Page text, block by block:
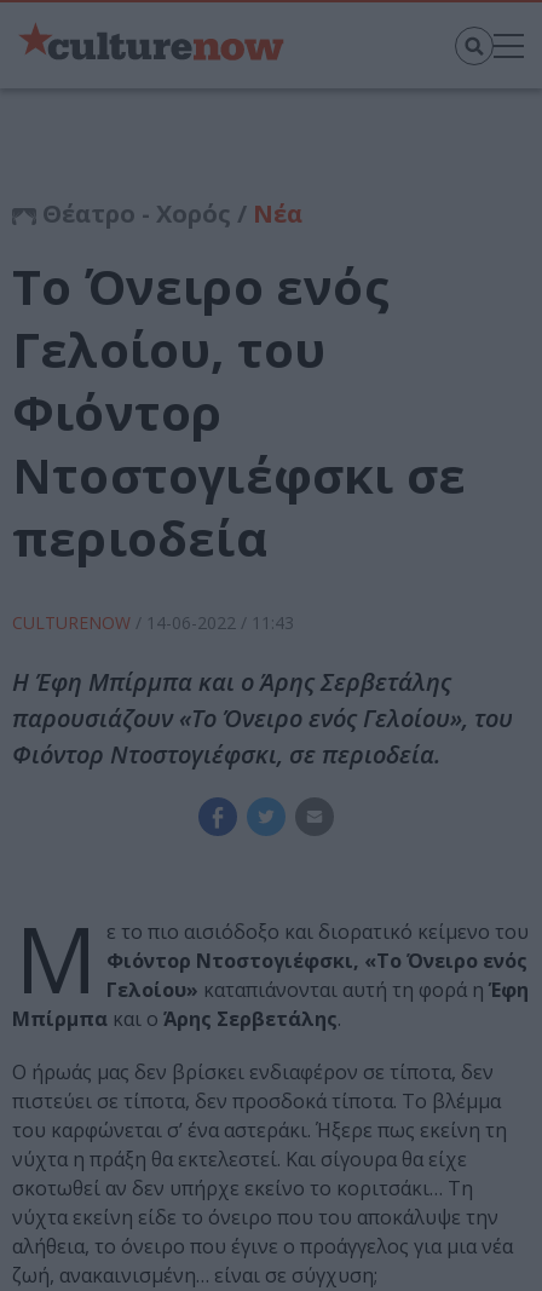
Θέατρο - Χορός / Νέα
Το Όνειρο ενός
Γελοίου, του
Φιόντορ
Ντοστογιέφσκι σε
περιοδεία
CULTURENOW / 14-06-2022 / 11:43
Η Έφη Μπίρμπα και ο Άρης Σερβετάλης
παρουσιάζουν «Το Όνειρο ενός Γελοίου», του
Φιόντορ Ντοστογιέφσκι, σε περιοδεία.
Μ
ε το πιο αισιόδοξο και διορατικό κείμενο του
Φιόντορ Ντοστογιέφσκι, «Το Όνειρο ενός
Γελοίου» καταπιάνονται αυτή τη φορά η Έφη
Μπίρμπα και ο Άρης Σερβετάλης.
Ο ήρωάς μας δεν βρίσκει ενδιαφέρον σε τίποτα, δεν
πιστεύει σε τίποτα, δεν προσδοκά τίποτα. Το βλέμμα
του καρφώνεται σ’ ένα αστεράκι. Ήξερε πως εκείνη τη
νύχτα η πράξη θα εκτελεστεί. Και σίγουρα θα είχε
σκοτωθεί αν δεν υπήρχε εκείνο το κοριτσάκι… Τη
νύχτα εκείνη είδε το όνειρο που του αποκάλυψε την
αλήθεια, το όνειρο που έγινε ο προάγγελος για μια νέα
ζωή, ανακαινισμένη… είναι σε σύγχυση;